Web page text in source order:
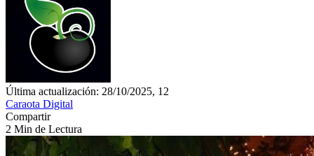
Última actualización: 28/10/2025, 12
Caraota Digital
Compartir
2 Min de Lectura